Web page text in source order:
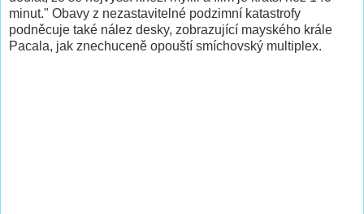
minut." Obavy z nezastavitelné podzimní katastrofy
podněcuje také nález desky, zobrazující mayského krále
Pacala, jak znechuceně opouští smíchovský multiplex.